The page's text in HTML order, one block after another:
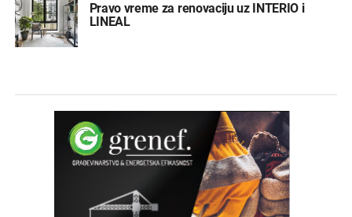
Pravo vreme za renovaciju uz INTERIO i
LINEAL